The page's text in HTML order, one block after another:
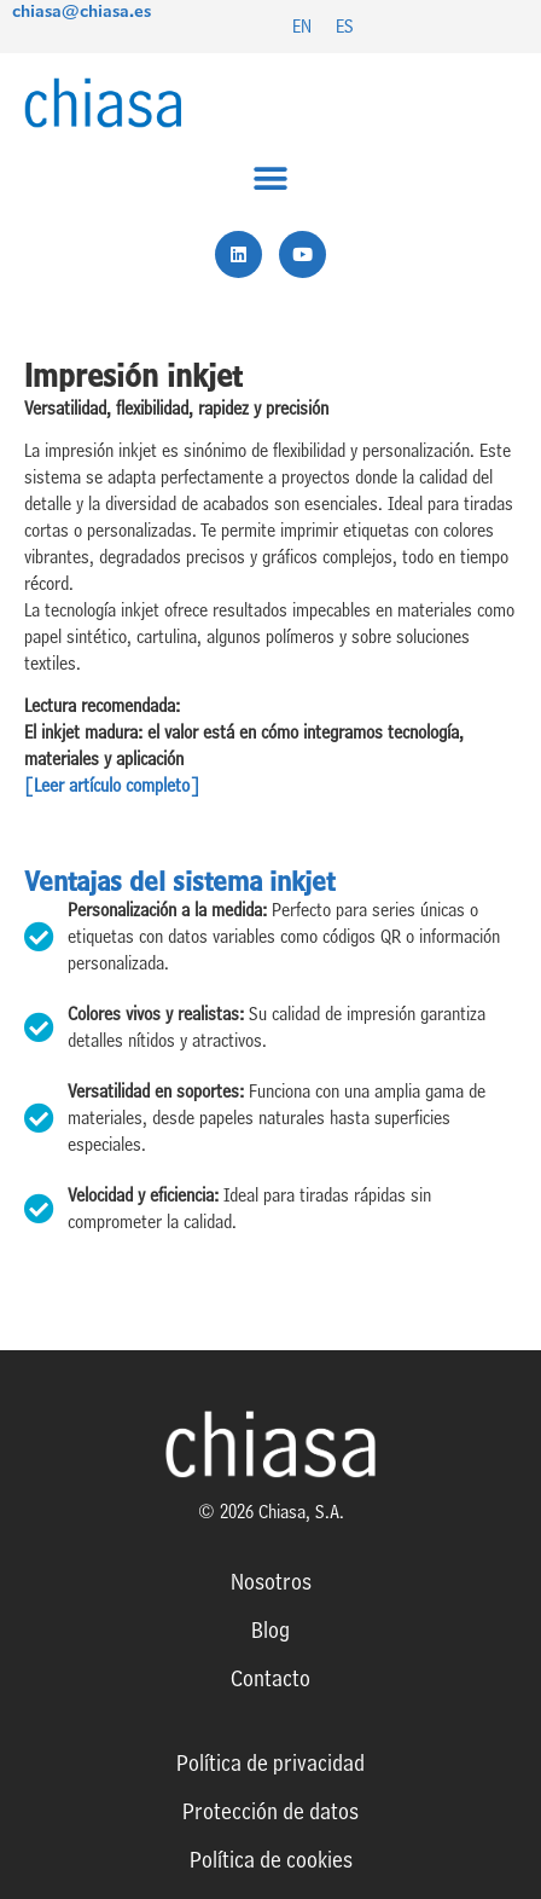
chiasa@chiasa.es
EN ES
L
i
n
n
Y
o
u
Impresión inkjet
Versatilidad, flexibilidad, rapidez y precisión
La impresión inkjet es sinónimo de flexibilidad y personalización. Este
sistema se adapta perfectamente a proyectos donde la calidad del
detalle y la diversidad de acabados son esenciales. Ideal para tiradas
cortas o personalizadas. Te permite imprimir etiquetas con colores
vibrantes, degradados precisos y gráficos complejos, todo en tiempo
récord.
La tecnología inkjet ofrece resultados impecables en materiales como
papel sintético, cartulina, algunos polímeros y sobre soluciones
textiles.
Lectura recomendada:
El inkjet madura: el valor está en cómo integramos tecnología,
materiales y aplicación
[Leer artículo completo]
Ventajas del sistema inkjet
Personalización a la medida: Perfecto para series únicas o
etiquetas con datos variables como códigos QR o información
personalizada.
Colores vivos y realistas: Su calidad de impresión garantiza
detalles nítidos y atractivos.
Versatilidad en soportes: Funciona con una amplia gama de
materiales, desde papeles naturales hasta superficies
especiales.
Velocidad y eficiencia: Ideal para tiradas rápidas sin
comprometer la calidad.
© 2026 Chiasa, S.A.
Nosotros
Blog
Contacto
Política de privacidad
Protección de datos
Política de cookies